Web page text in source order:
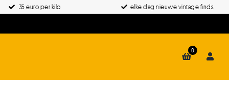
35 euro per kilo elke dag nieuwe vintage finds
0